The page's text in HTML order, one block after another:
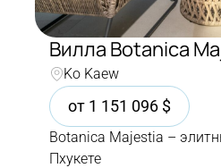
Вилла Botanica
Ko Kaew
от 1 151 096 $
Botanica Majestia –
Пхукете